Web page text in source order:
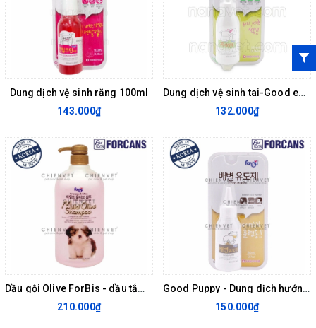
Dung dịch vệ sinh răng 100ml
143.000₫
Dung dịch vệ sinh tai-Good ears ForBis 100ml
132.000₫
Dầu gội Olive ForBis - dầu tắm cho chó con và mèo con
210.000₫
Good Puppy - Dung dịch hướng dẫn đi vệ sinh dành cho chó mèo Forcans 80ml
150.000₫